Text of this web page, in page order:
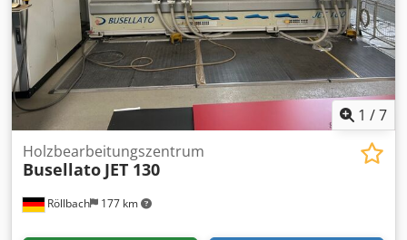
1 /7
Röllbach 177 km
Holzbearbeitungszentrum
Busellato JET 130